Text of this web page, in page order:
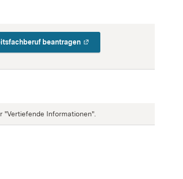
beantragen
"Vertiefende Informationen".